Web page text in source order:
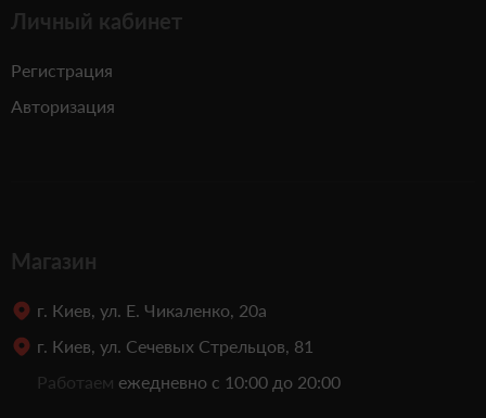
Личный кабинет
Регистрация
Авторизация
Магазин
г. Киев, ул. Е. Чикаленко, 20а
г. Киев, ул. Сечевых Стрельцов, 81
Работаем ежедневно с 10:00 до 20:00